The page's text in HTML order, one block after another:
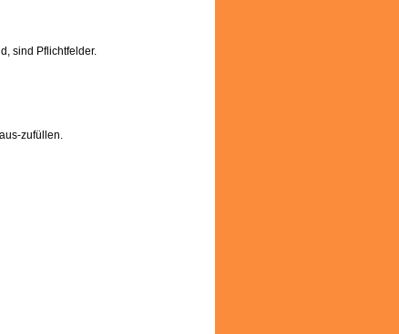
sind Pflichtfelder.
zufüllen.